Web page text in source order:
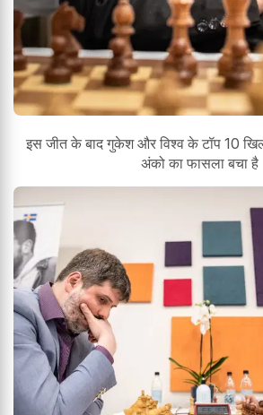
इस जीत के बाद गुकेश और विश्व के टॉप 10
अंको का फासला बचा है